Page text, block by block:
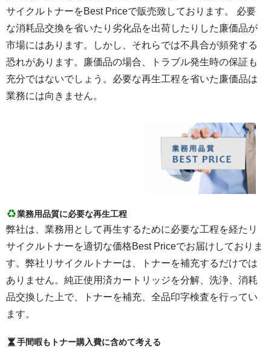
サイクルトナーをBest Priceで販売致しております。 必要
な消耗品交換を省いたり劣化品を出荷したりした廉価品が
市場にはあります。しかし、それらでは不具合が頻発する
恐れがあります。廉価品の場合、トラブル発生時の保証も
充分ではないでしょう。必要な再生工程を省いた廉価品は
業務には向きません。
業務用品質に必要な再生工程
弊社は、業務用として再生するために必要な工程を経たリ
サイクルトナーを適切な価格Best Priceでお届けしておりま
す。弊社リサイクルトナーは、トナーを補充するだけでは
ありません。純正使用済カートリッジを分解、洗浄、消耗
品交換した上で、トナーを補充、全品印字検査を行ってい
ます。
手間暇もトナー購入費に含めて考える